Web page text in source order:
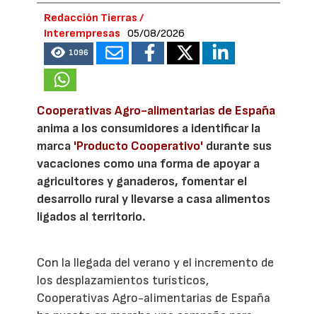
Redacción Tierras /
Interempresas
05/08/2026
1096
Cooperativas Agro-alimentarias de España
anima a los consumidores a identificar la
marca 'Producto Cooperativo' durante sus
vacaciones como una forma de apoyar a
agricultores y ganaderos, fomentar el
desarrollo rural y llevarse a casa alimentos
ligados al territorio.
Con la llegada del verano y el incremento de
los desplazamientos turísticos,
Cooperativas Agro-alimentarias de España